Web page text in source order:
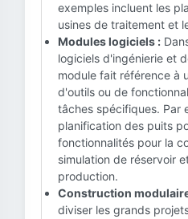
exemples incluent les
usines de traitement et
Modules logiciels :
logiciels d'ingénierie et
module fait référence à
d'outils ou de
tâches spécifiques. Par
planification des puits
fonctionnalités pour la
simulation de réservoir
production.
Construction
diviser les grands